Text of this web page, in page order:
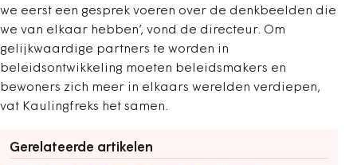
we eerst een gesprek voeren over de denkbeelden die
we van elkaar hebben’, vond de directeur. Om
gelijkwaardige partners te worden in
beleidsontwikkeling moeten beleidsmakers en
bewoners zich meer in elkaars werelden verdiepen,
vat Kaulingfreks het samen.
Gerelateerde artikelen